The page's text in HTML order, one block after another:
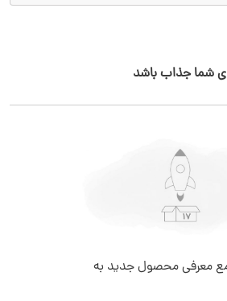
شما جذاب باشد
معرفی محصول جدید به